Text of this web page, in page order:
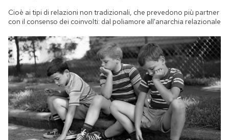
Cioè ai tipi di relazioni non tradizionali, che prevedono più partner
con il consenso dei coinvolti: dal poliamore all'anarchia relazionale